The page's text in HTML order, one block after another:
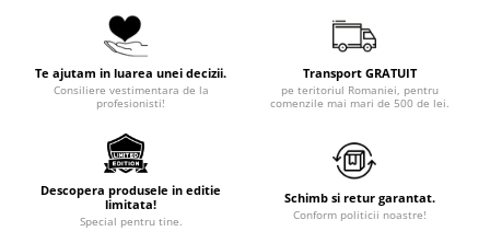
Te ajutam in luarea unei decizii.
Consiliere vestimentara de la
profesionisti!
Transport GRATUIT
pe teritoriul Romaniei, pentru
comenzile mai mari de 500 de lei.
Descopera produsele in editie
limitata!
Special pentru tine.
Schimb si retur garantat.
Conform politicii noastre!